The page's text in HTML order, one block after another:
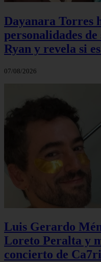
Dayanara Torres
personalidades
Ryan y revela si
07/08/2026
Luis Gerardo
Loreto Peralta y
concierto de